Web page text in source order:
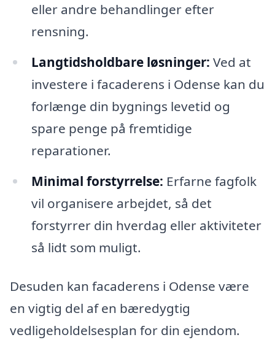
eller andre behandlinger efter
rensning.
Langtidsholdbare løsninger: Ved at
investere i facaderens i Odense kan du
forlænge din bygnings levetid og
spare penge på fremtidige
reparationer.
Minimal forstyrrelse: Erfarne fagfolk
vil organisere arbejdet, så det
forstyrrer din hverdag eller aktiviteter
så lidt som muligt.
Desuden kan facaderens i Odense være
en vigtig del af en bæredygtig
vedligeholdelsesplan for din ejendom.